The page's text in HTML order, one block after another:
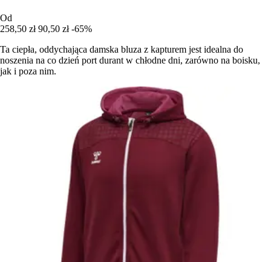
Od
258,50 zł 90,50 zł -65%
Ta ciepła, oddychająca damska bluza z kapturem jest idealna do
noszenia na co dzień port durant w chłodne dni, zarówno na boisku,
jak i poza nim.